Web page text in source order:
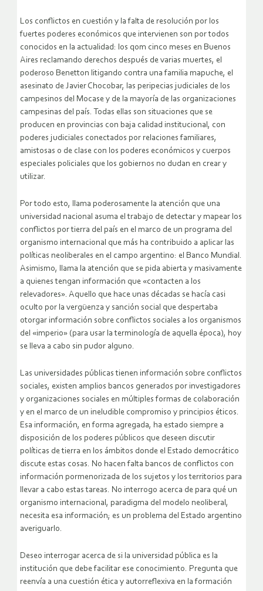
Los conflictos en cuestión y la falta de resolución por los
fuertes poderes económicos que intervienen son por todos
conocidos en la actualidad: los qom cinco meses en Buenos
Aires reclamando derechos después de varias muertes, el
poderoso Benetton litigando contra una familia mapuche, el
asesinato de Javier Chocobar, las peripecias judiciales de los
campesinos del Mocase y de la mayoría de las organizaciones
campesinas del país. Todas ellas son situaciones que se
producen en provincias con baja calidad institucional, con
poderes judiciales conectados por relaciones familiares,
amistosas o de clase con los poderes económicos y cuerpos
especiales policiales que los gobiernos no dudan en crear y
utilizar.
Por todo esto, llama poderosamente la atención que una
universidad nacional asuma el trabajo de detectar y mapear los
conflictos por tierra del país en el marco de un programa del
organismo internacional que más ha contribuido a aplicar las
políticas neoliberales en el campo argentino: el Banco Mundial.
Asimismo, llama la atención que se pida abierta y masivamente
a quienes tengan información que «contacten a los
relevadores». Aquello que hace unas décadas se hacía casi
oculto por la vergüenza y sanción social que despertaba
otorgar información sobre conflictos sociales a los organismos
del «imperio» (para usar la terminología de aquella época), hoy
se lleva a cabo sin pudor alguno.
Las universidades públicas tienen información sobre conflictos
sociales, existen amplios bancos generados por investigadores
y organizaciones sociales en múltiples formas de colaboración
y en el marco de un ineludible compromiso y principios éticos.
Esa información, en forma agregada, ha estado siempre a
disposición de los poderes públicos que deseen discutir
políticas de tierra en los ámbitos donde el Estado democrático
discute estas cosas. No hacen falta bancos de conflictos con
información pormenorizada de los sujetos y los territorios para
llevar a cabo estas tareas. No interrogo acerca de para qué un
organismo internacional, paradigma del modelo neoliberal,
necesita esa información; es un problema del Estado argentino
averiguarlo.
Deseo interrogar acerca de si la universidad pública es la
institución que debe facilitar ese conocimiento. Pregunta que
reenvía a una cuestión ética y autorreflexiva en la formación